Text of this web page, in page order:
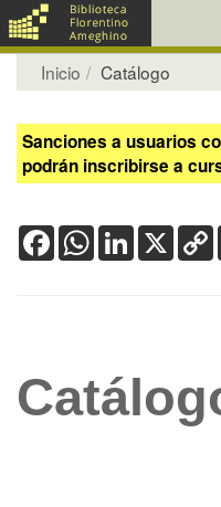
Inicio Catálogo
Sanciones a usuarios
podrán inscribirse a
FacebookWhatsApp
LinkedIn
X